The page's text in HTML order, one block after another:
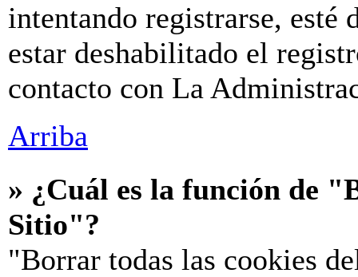
intentando registrarse, esté
estar deshabilitado el
contacto con La
Arriba
» ¿Cuál es la función de
Sitio"?
"Borrar todas las cookies